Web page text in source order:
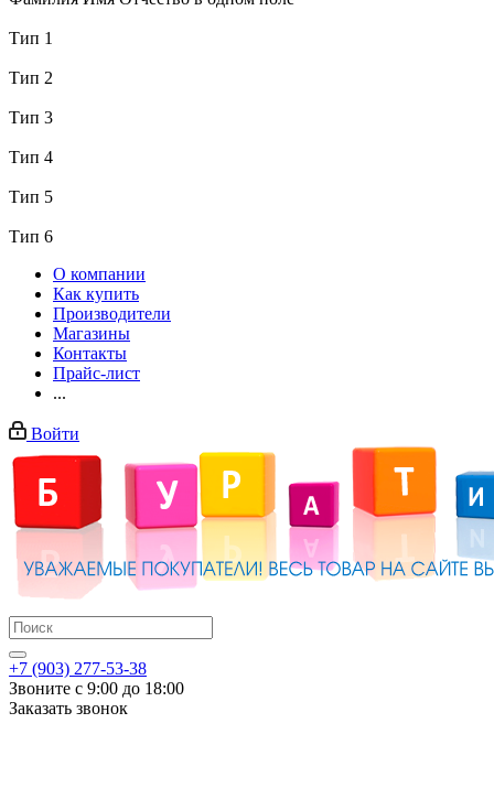
Тип 1
Тип 2
Тип 3
Тип 4
Тип 5
Тип 6
О компании
Как купить
Производители
Магазины
Контакты
Прайс-лист
...
Войти
+7 (903) 277-53-38
Звоните с 9:00 до 18:00
Заказать звонок